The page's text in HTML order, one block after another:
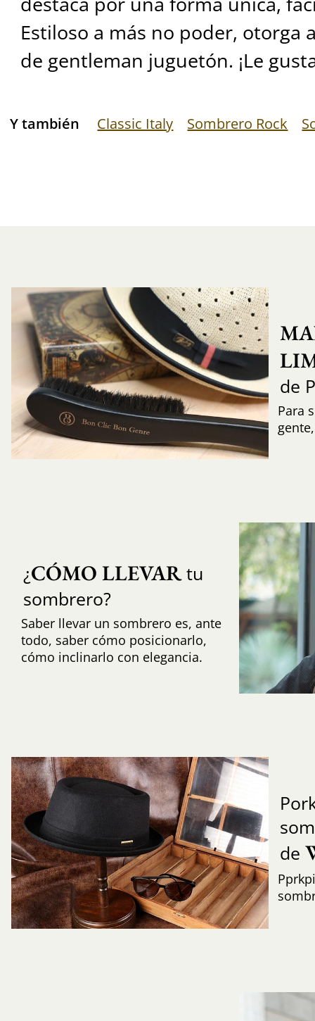
Estiloso a más no poder, otorga
de gentleman juguetón. ¡Le
Y también Classic Italy Sombrero Rock
de
Para
¿CÓMO LLEVARtu
sombrero?
Saber llevar un sombrero es, ante
todo, saber cómo posicionarlo,
cómo inclinarlo con elegancia.
de